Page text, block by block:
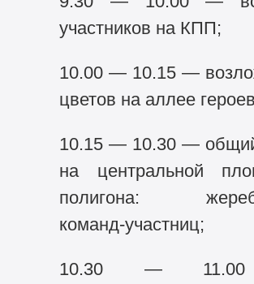
участников на КПП;
10.00 — 10.15 —
цветов на аллее
10.15 — 10.30 —
на центральной
полигона:
команд-участниц;
10.30 —